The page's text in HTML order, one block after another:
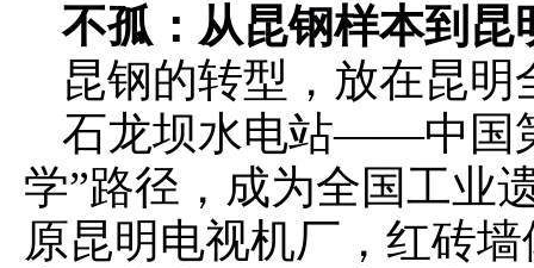
不孤：从昆钢样本到昆
昆钢的转型，放在昆
石龙坝水电站——中国
学”路径，成为全国工
原昆明电视机厂，红砖